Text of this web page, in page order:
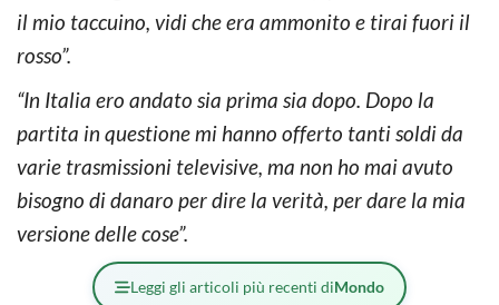
il mio taccuino, vidi che era ammonito e tirai fuori il
rosso”.
“In Italia ero andato sia prima sia dopo. Dopo la
partita in questione mi hanno offerto tanti soldi da
varie trasmissioni televisive, ma non ho mai avuto
bisogno di danaro per dire la verità, per dare la mia
versione delle cose”.
Leggi gli articoli più recenti diMondo